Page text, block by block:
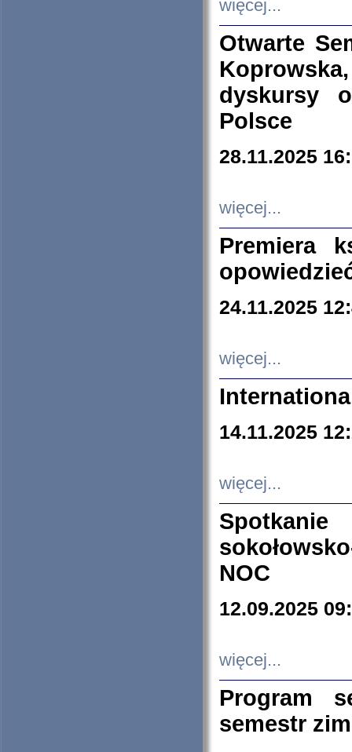
więcej...
Otwarte
dyskursy
Polsce
28.11.2025
więcej...
Premiera
24.11.2025
więcej...
14.11.2025
więcej...
NOC
12.09.2025
więcej...
Program
semestr